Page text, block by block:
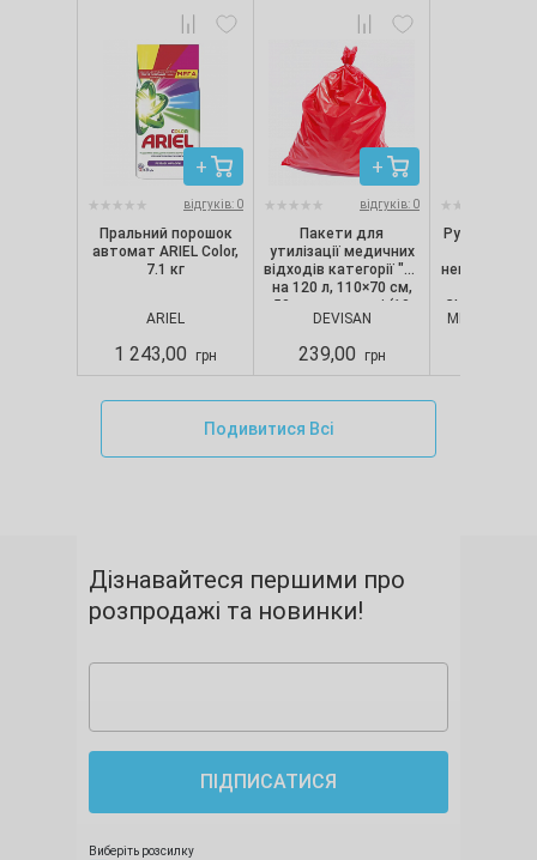
відгуків: 0
Пральний порошок
автомат ARIEL Color,
7.1 кг
ARIEL
1 243,00 грн
відгуків: 0
Пакети для
утилізації медичних
відходів категорії "B"
на 120 л, 110×70 см,
50 мкм, червоні (10
шт./уп.), Devisan
DEVISAN
239,00 грн
Рукавички
непопудрені,
CLASSIC,
MERCATOR
Подивитися Всі
Дізнавайтеся першими про
розпродажі та новинки!
ПІДПИСАТИСЯ
Виберіть розсилку